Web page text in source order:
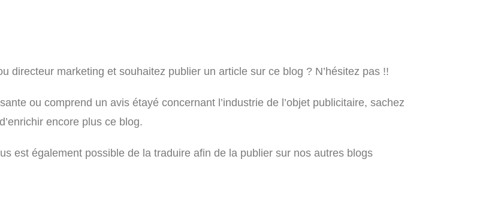
directeur marketing et souhaitez publier un article sur ce blog ? N’hésitez pas !!
ou comprend un avis étayé concernant l’industrie de l’objet publicitaire, sachez
encore plus ce blog.
est également possible de la traduire afin de la publier sur nos autres blogs